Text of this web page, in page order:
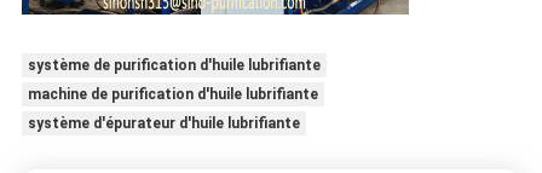
système de purification d'huile lubrifiante
machine de purification d'huile lubrifiante
système d'épurateur d'huile lubrifiante